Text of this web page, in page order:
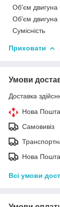
Об'єм двигуна
Об'єм двигуна
Сумісність
Приховати
Умови
Доставка
Нова Пошта
Самовивіз
Нова Пошта
Всі умови